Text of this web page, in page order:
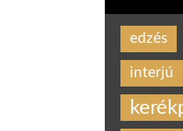
edzés
interjú